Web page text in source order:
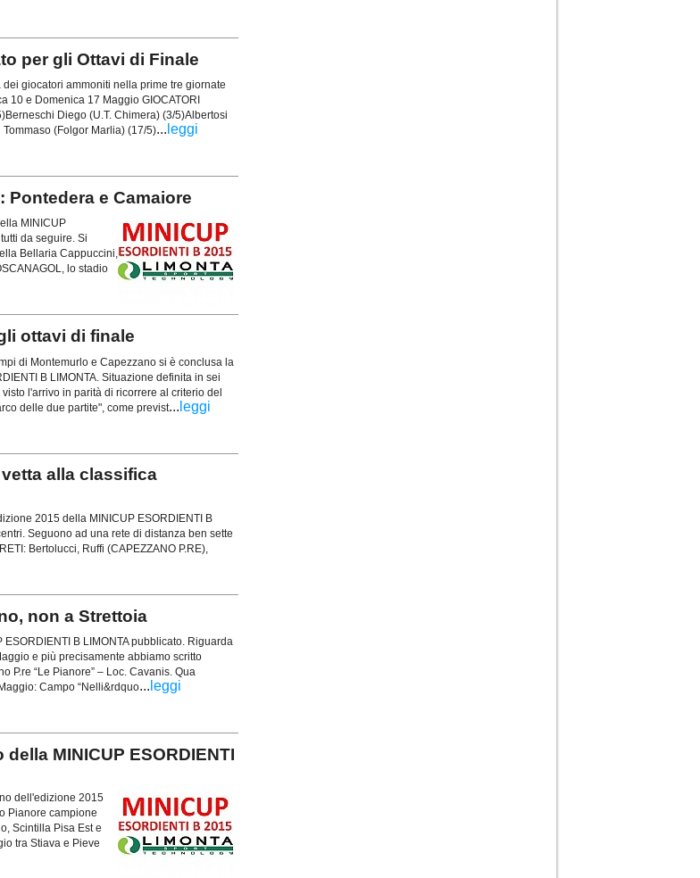
per gli Ottavi di Finale
giocatori ammoniti nella prime tre giornate
10 e Domenica 17 Maggio GIOCATORI
Diego (U.T. Chimera) (3/5)Albertosi
(Folgor Marlia) (17/5)... leggi
Pontedera e Camaiore
MINICUP
da seguire. Si
Bellaria Cappuccini,
lo stadio
ottavi di finale
di Montemurlo e Capezzano si è conclusa la
B LIMONTA. Situazione definita in sei
l'arrivo in parità di ricorrere al criterio del
delle due partite", come previst... leggi
vetta alla classifica
2015 della MINICUP ESORDIENTI B
Seguono ad una rete di distanza ben sette
Bertolucci, Ruffi (CAPEZZANO P.RE),
non a Strettoia
B LIMONTA pubblicato. Riguarda
e più precisamente abbiamo scritto
P.re “Le Pianore” – Loc. Cavanis. Qua
Campo “Nelli&rdquo... leggi
MINICUP ESORDIENTI
dell'edizione 2015
Pianore campione
Scintilla Pisa Est e
tra Stiava e Pieve